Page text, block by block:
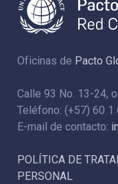
Oficinas de Pacto
Calle 93 No. 13-24,
Teléfono: (+57) 60 1
E-mail de contacto:
POLÍTICA DE
PERSONAL